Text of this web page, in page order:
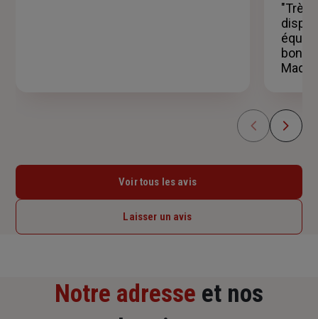
"Très
bon
Voir tous les avis
Laisser un avis
Notre adresse et nos